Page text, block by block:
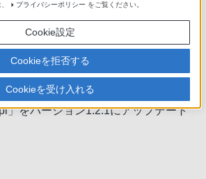
にアップデート
」をバージョン1.2.1にアップデート
プライバシーポリシー をご覧ください。
Cookie設定
Cookieを拒否する
Cookieを受け入れる